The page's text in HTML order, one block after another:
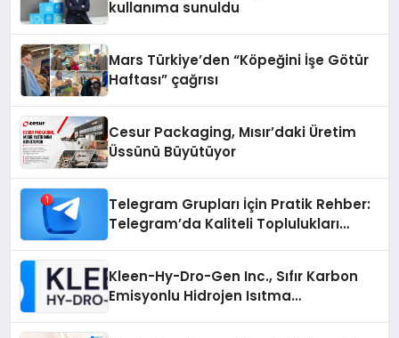
kullanıma sunuldu
Mars Türkiye’den “Köpeğini İşe Götür
Haftası” çağrısı
Cesur Packaging, Mısır’daki Üretim
Üssünü Büyütüyor
Telegram Grupları İçin Pratik Rehber:
Telegram’da Kaliteli Toplulukları
Kleen-Hy-Dro-Gen Inc., Sıfır Karbon
Emisyonlu Hidrojen Isıtma